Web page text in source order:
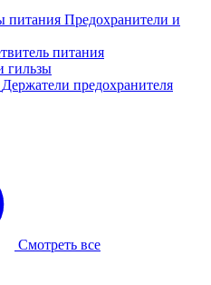
Предохранители и
питания
гильзы
Держатели предохранителя
Смотреть все